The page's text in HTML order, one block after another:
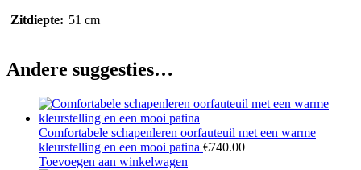
Zitdiepte: 51 cm
Andere suggesties…
Comfortabele schapenleren oorfauteuil met een warme
kleurstelling en een mooi patina €740.00
Toevoegen aan winkelwagen